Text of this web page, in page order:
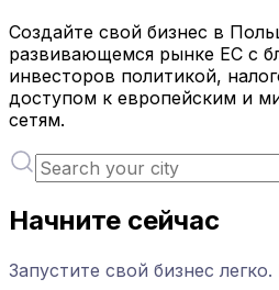
Создайте свой бизнес в
развивающемся рынке ЕС с
инвесторов политикой,
доступом к европейским и
сетям.
Начните сейчас
Запустите свой бизнес